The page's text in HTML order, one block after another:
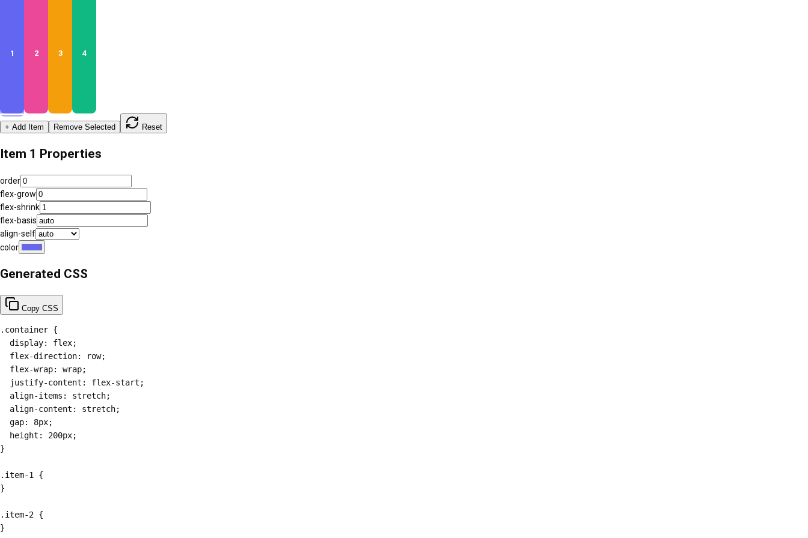
1 2 3 4
+ Add Item Remove Selected Reset
Item 1 Properties
order
flex-grow
flex-shrink
flex-basis
align-self
color
Generated CSS
Copy CSS
.container {
  display: flex;
  flex-direction: row;
  flex-wrap: wrap;
  justify-content: flex-start;
  align-items: stretch;
  align-content: stretch;
  gap: 8px;
  height: 200px;
}
.item-1 {
}
.item-2 {
}